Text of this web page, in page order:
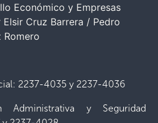
Económico y Empresas
Elsir Cruz Barrera / Pedro
Romero
2237-4035 y 2237-4036
Administrativa y Seguridad